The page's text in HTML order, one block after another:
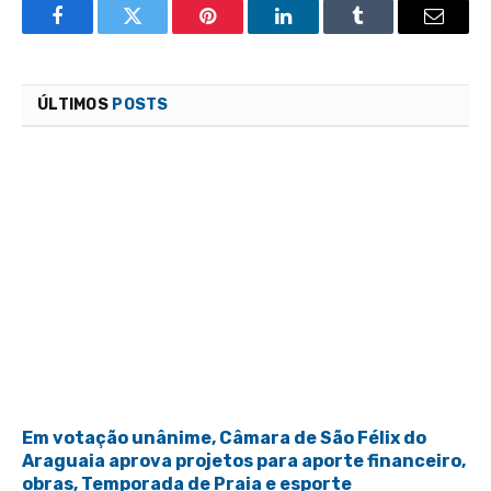
FacebookTwitter Pinterest LinkedInTumblr Email
ÚLTIMOS POSTS
Em votação unânime, Câmara de São Félix do
Araguaia aprova projetos para aporte financeiro,
obras, Temporada de Praia e esporte